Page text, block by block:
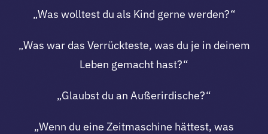
„Was wolltest du als Kind gerne werden?“
„Was war das Verrückteste, was du je in deinem
Leben gemacht hast?“
„Glaubst du an Außerirdische?“
„Wenn du eine Zeitmaschine hättest, was